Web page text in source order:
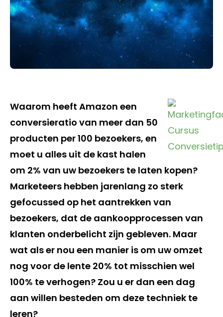
Waarom heeft Amazon een
conversieratio van meer dan 50
producten per 100 bezoekers, en
moet u alles uit de kast halen
om 2% van uw bezoekers te laten kopen?
Marketeers hebben jarenlang zo sterk
gefocussed op het aantrekken van
bezoekers, dat de aankoopprocessen van
klanten onderbelicht zijn gebleven. Maar
wat als er nou een manier is om uw omzet
nog voor de lente 20% tot misschien wel
100% te verhogen? Zou u er dan een dag
aan willen besteden om deze techniek te
leren?